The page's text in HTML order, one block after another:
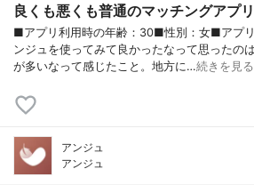
良くも悪くも普通のマッチングアプリ
■アプリ利用時の年齢：30■性別：女■アプ
ンジュを使ってみて良かったなって思ったの
が多いなって感じたこと。地方に…続きを見る
アンジュ
アンジュ